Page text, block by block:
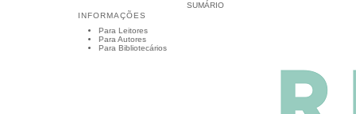
INFORMAÇÕES
Para Leitores
Para Autores
Para Bibliotecários
SUMÁRIO